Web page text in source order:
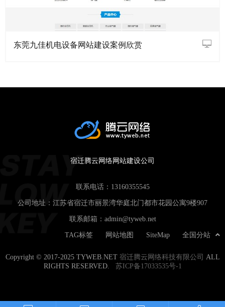
东莞九佳机电设备网站建设案例欣赏
宿迁腾云网络网站建设公司
联系电话： 13160355545
公司地址：江苏省宿迁市丽景湾华庭北门都市花园公寓9楼907
联系邮箱： admin@tyweb.net
全国分站
SiteMap
网站地图
TAG标签
Copyright © 2017-2025 TYWEB.NET 宿迁腾云网络科技有限公司
ALL
RIGHTS RESERVED. 苏ICP备17033535号-1